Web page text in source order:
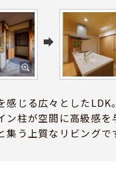
感じる広々としたLDK
ン柱が空間に高級感を
集う上質なリビングで